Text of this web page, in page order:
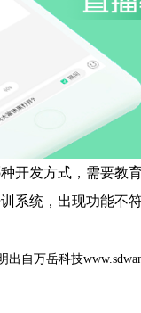
开发方式，需要教
系统，出现功能不
自万岳科技